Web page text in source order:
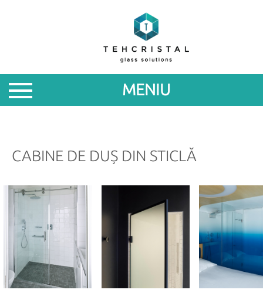
CABINE DE DUȘ DIN STICLĂ
MENIU
DESPRE
NOI
NOUTATI